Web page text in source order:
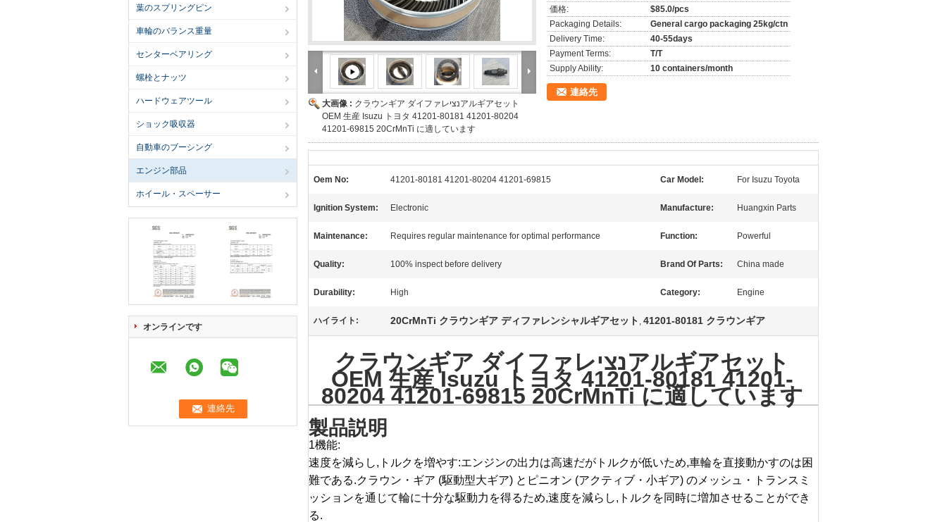
葉のスプリングピン
車輪のバランス重量
センターベアリング
螺栓とナッツ
ハードウェアツール
ショック吸収器
自動車のブーシング
エンジン部品
ホイール・スペーサー
オンラインです
大画像 : クラウンギア ダイファレנציアルギアセット
OEM 生産 Isuzu トヨタ 41201-80181 41201-80204
41201-69815 20CrMnTi に適しています
価格:
$85.0/pcs
Packaging Details:
General cargo packaging 25kg/ctn
Delivery Time:
40-55days
Payment Terms:
T/T
Supply Ability:
10 containers/month
連絡先
Oem No: 41201-80181 41201-80204 41201-69815 Car Model: For Isuzu Toyota
Ignition System: Electronic Manufacture: Huangxin Parts
Maintenance: Requires regular maintenance for optimal performance Function: Powerful
Quality: 100% inspect before delivery Brand Of Parts: China made
Durability: High Category: Engine
ハイライト: 20CrMnTi クラウンギア ディファレンシャルギアセット , 41201-80181 クラウンギア
クラウンギア ダイファレנציアルギアセット
OEM 生産 Isuzu トヨタ 41201-80181 41201-
80204 41201-69815 20CrMnTi に適しています
製品説明
1機能:
速度を減らし,トルクを増やす:エンジンの出力は高速だがトルクが低いため,車輪を直接動かすのは困
難である.クラウン・ギア (駆動型大ギア) とピニオン (アクティブ・小ギア) のメッシュ・トランスミ
ッションを通じて輪に十分な駆動力を得るため,速度を減らし,トルクを同時に増加させることができ
る.